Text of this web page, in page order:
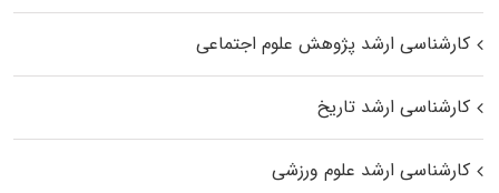
کارشناسی ارشد پژوهش علوم اجتماعی
کارشناسی ارشد تاریخ
کارشناسی ارشد علوم ورزشی